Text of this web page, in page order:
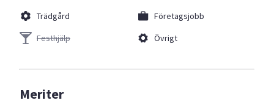
Trädgård
Festhjälp
Företagsjobb
Övrigt
Meriter